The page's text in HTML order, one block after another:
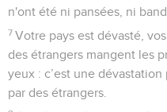
n'ont été ni pansées, ni
7 Votre pays est dévasté,
des étrangers mangent les
yeux : c’est une
par des étrangers.